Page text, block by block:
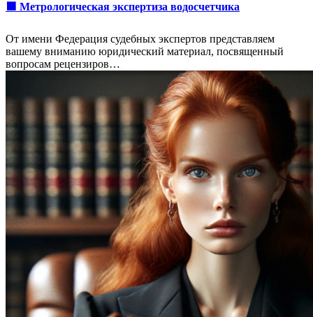
🟩 Метрологическая экспертиза водосчетчика
От имени Федерация судебных экспертов представляем
вашему вниманию юридический материал, посвященный
вопросам рецензиров…